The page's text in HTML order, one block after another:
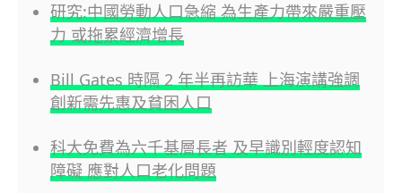
研究:中國勞動人口急縮 為生產力帶來嚴重壓
力 或拖累經濟增長
Bill Gates 時隔 2 年半再訪華 上海演講強調
創新需先惠及貧困人口
科大免費為六千基層長者 及早識別輕度認知
障礙 應對人口老化問題